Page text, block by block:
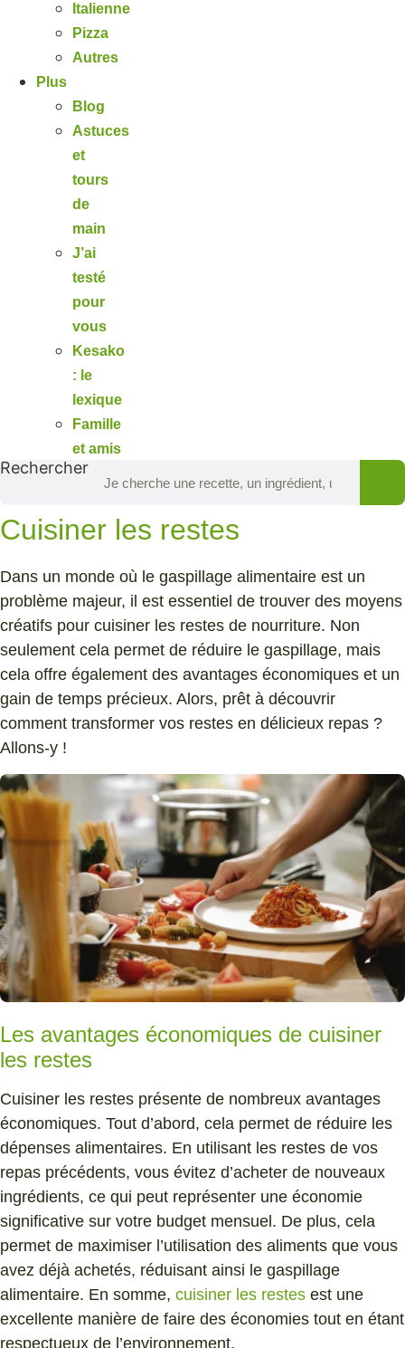
Italienne
Pizza
Autres
Plus
Blog
Astuces
et
tours
de
main
J’ai
testé
pour
vous
Kesako
: le
lexique
Famille
et amis
Rechercher
Cuisiner les restes
Dans un monde où le gaspillage alimentaire est un
problème majeur, il est essentiel de trouver des moyens
créatifs pour cuisiner les restes de nourriture. Non
seulement cela permet de réduire le gaspillage, mais
cela offre également des avantages économiques et un
gain de temps précieux. Alors, prêt à découvrir
comment transformer vos restes en délicieux repas ?
Allons-y !
Les avantages économiques de cuisiner
les restes
Cuisiner les restes présente de nombreux avantages
économiques. Tout d’abord, cela permet de réduire les
dépenses alimentaires. En utilisant les restes de vos
repas précédents, vous évitez d’acheter de nouveaux
ingrédients, ce qui peut représenter une économie
significative sur votre budget mensuel. De plus, cela
permet de maximiser l’utilisation des aliments que vous
avez déjà achetés, réduisant ainsi le gaspillage
alimentaire. En somme, cuisiner les restes est une
excellente manière de faire des économies tout en étant
respectueux de l’environnement.